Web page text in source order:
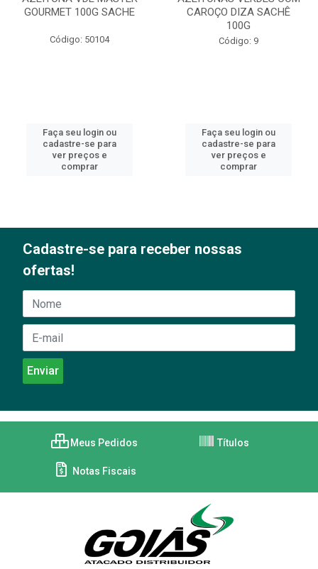
GOURMET 100G SACHE
Código: 50104
Faça seu login ou
cadastre-se para
ver preços e
comprar
CAROÇO DIZA SACHÊ
100G
Código: 9
Faça seu login ou
cadastre-se para
ver preços e
comprar
Cadastre-se para receber nossas
ofertas!
Meus Pedidos Títulos
Notas Fiscais